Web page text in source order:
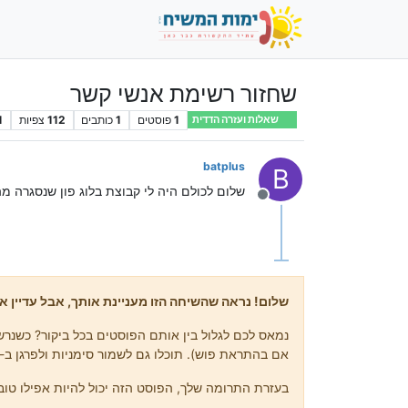
שחזור רשימת אנשי קשר
שאלות ועזרה הדדית 1 פוסטים 1 כותבים 112 צפיות
B
מנותק
batplus
שלום לכולם היה לי קבוצת בלוג פון
שלום! נראה שהשיחה הזו מעניינת אותך, אבל עדיין
נמאס לכם לגלול בין אותם הפוסטים בכל ביקור?
אם בהתראת פוש). תוכלו גם לשמור סימניות ולפרגן ב-upvote לפוסטים כדי להביע הערכה לחברי קהילה אחרים.
בעזרת התרומה שלך, הפוסט הזה יכול להיות אפילו